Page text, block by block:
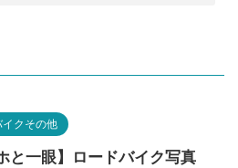
イクその他
と一眼】ロードバイク写真